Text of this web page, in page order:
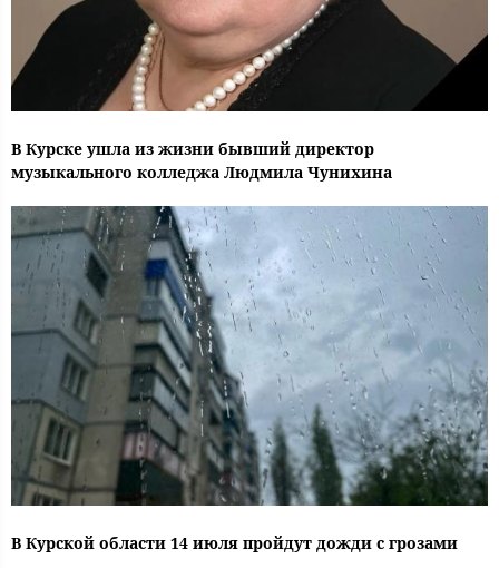
В Курске ушла из жизни бывший директор
музыкального колледжа Людмила Чунихина
В Курской области 14 июля пройдут дожди с грозами